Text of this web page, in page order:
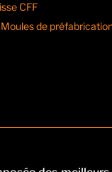
CFF
Moules de